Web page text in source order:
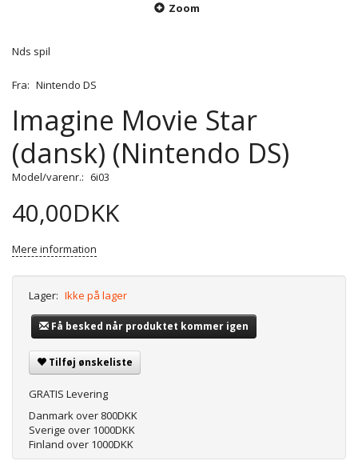
Zoom
Nds spil
Fra: Nintendo DS
Imagine Movie Star
(dansk) (Nintendo DS)
Model/varenr.: 6i03
40,00DKK
Mere information
Lager: Ikke på lager
Få besked når produktet kommer igen
Tilføj ønskeliste
GRATIS Levering
Danmark over 800DKK
Sverige over 1000DKK
Finland over 1000DKK